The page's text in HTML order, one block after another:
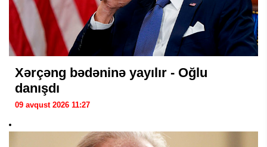
Xərçəng bədəninə yayılır - Oğlu
danışdı
09 avqust 2026 11:27